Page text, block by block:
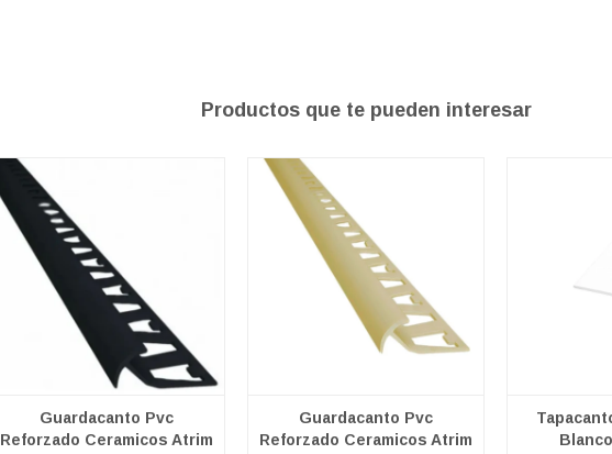
Productos que te pueden interesar
Guardacanto Pvc
Reforzado Ceramicos Atrim
Guardacanto Pvc
Reforzado Ceramicos Atrim